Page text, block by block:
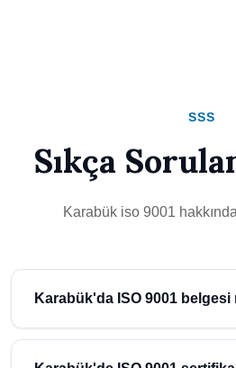
SSS
Sıkça
Karabük iso 9001
Karabük'da ISO 9001 belgesi
Karabük'da ISO 9001 belgesi almak
ihtiyaçlarını ve hedeflerini